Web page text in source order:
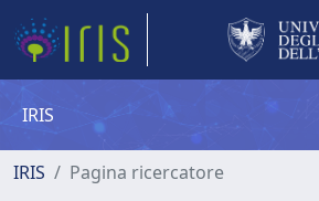
IRIS
IRIS Pagina ricercatore